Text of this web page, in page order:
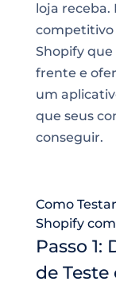
loja
competitivo
Shopify
frente e
um
que seus
conseguir.
Como
Shopify
Passo 1:
de Teste